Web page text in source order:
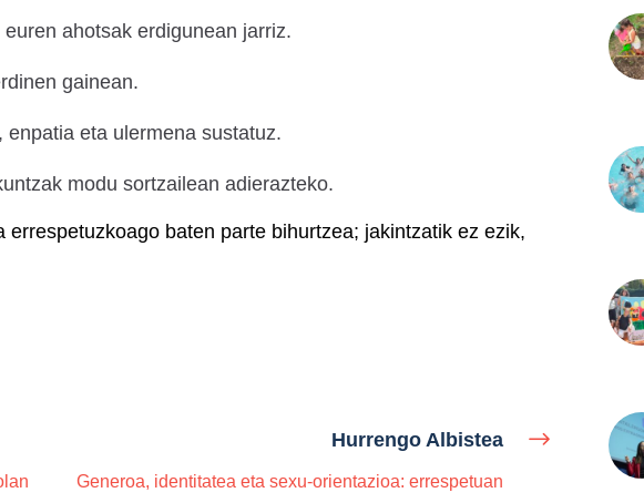
euren ahotsak erdigunean jarriz.
gainean.
enpatia eta ulermena sustatuz.
modu sortzailean adierazteko.
baten parte bihurtzea; jakintzatik ez ezik,
Hurrengo Albistea
Generoa, identitatea eta sexu-orientazioa: errespetuan